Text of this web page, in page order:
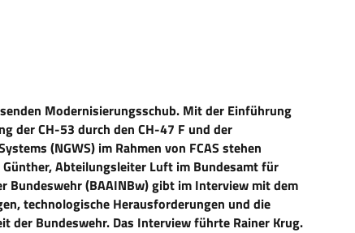
Modernisierungsschub. Mit der Einführung
der CH-53 durch den CH-47 F und der
(NGWS) im Rahmen von FCAS stehen
Abteilungsleiter Luft im Bundesamt für
Bundeswehr (BAAINBw)gibt im Interview mit dem
technologische Herausforderungen und die
der Bundeswehr. Das Interview führte Rainer Krug.